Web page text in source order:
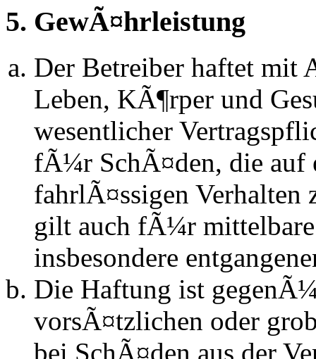
5. GewÃ¤hrleistung
Der Betreiber haftet mit
Leben, KÃ¶rper und
wesentlicher
fÃ¼r SchÃ¤den, die auf
fahrlÃ¤ssigen
gilt auch fÃ¼r
insbesondere
Die Haftung ist
vorsÃ¤tzlichen oder
bei SchÃ¤den aus der